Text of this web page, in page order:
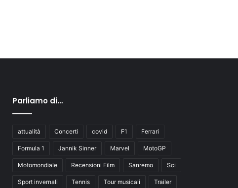
Parliamo di…
attualità Concerti covid F1 Ferrari
Formula 1 Jannik Sinner Marvel MotoGP
Motomondiale Recensioni Film Sanremo Sci
Sport invernali Tennis Tour musicali Trailer